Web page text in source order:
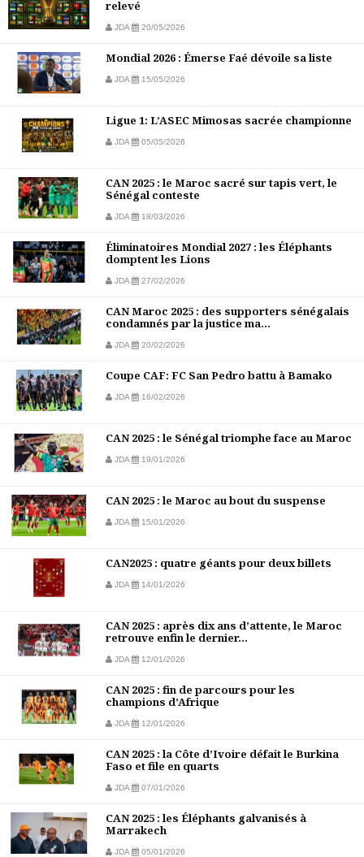
relevé
JDA 20/05/2026
Mondial 2026 : Émerse Faé dévoile sa liste
JDA 15/05/2026
Ligue 1: L’ASEC Mimosas sacrée championne
JDA 05/05/2026
CAN 2025 : le Maroc sacré sur tapis vert, le
Sénégal conteste
JDA 18/03/2026
Éliminatoires Mondial 2027 : les Éléphants
domptent les Lions
JDA 27/02/2026
CAN Maroc 2025 : des supporters sénégalais
condamnés par la justice ma...
JDA 20/02/2026
Coupe CAF: FC San Pedro battu à Bamako
JDA 16/02/2026
CAN 2025 : le Sénégal triomphe face au Maroc
JDA 19/01/2026
CAN 2025 : le Maroc au bout du suspense
JDA 15/01/2026
CAN2025 : quatre géants pour deux billets
JDA 14/01/2026
CAN 2025 : après dix ans d’attente, le Maroc
retrouve enfin le dernier...
JDA 12/01/2026
CAN 2025 : fin de parcours pour les
champions d’Afrique
JDA 12/01/2026
CAN 2025 : la Côte d’Ivoire défait le Burkina
Faso et file en quarts
JDA 07/01/2026
CAN 2025 : les Éléphants galvanisés à
Marrakech
JDA 05/01/2026